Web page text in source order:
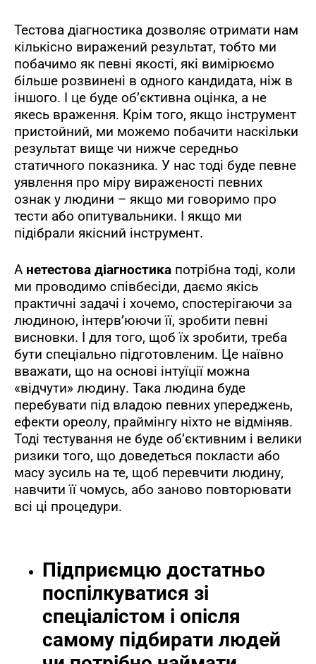
Тестова діагностика дозволяє отримати нам
кількісно виражений результат, тобто ми
побачимо як певні якості, які вимірюємо
більше розвинені в одного кандидата, ніж в
іншого. І це буде об’єктивна оцінка, а не
якесь враження. Крім того, якщо інструмент
пристойний, ми можемо побачити наскільки
результат вище чи нижче середньо
статичного показника. У нас тоді буде певне
уявлення про міру вираженості певних
ознак у людини – якщо ми говоримо про
тести або опитувальники. І якщо ми
підібрали якісний інструмент.
А нетестова діагностика потрібна тоді, коли
ми проводимо співбесіди, даємо якісь
практичні задачі і хочемо, спостерігаючи за
людиною, інтерв’юючи її, зробити певні
висновки. І для того, щоб їх зробити, треба
бути спеціально підготовленим. Це наївно
вважати, що на основі інтуїції можна
«відчути» людину. Така людина буде
перебувати під владою певних упереджень,
ефекти ореолу, праймінгу ніхто не відміняв.
Тоді тестування не буде об’єктивним і велики
ризики того, що доведеться покласти або
масу зусиль на те, щоб перевчити людину,
навчити її чомусь, або заново повторювати
всі ці процедури.
Підприємцю достатньо
поспілкуватися зі
спеціалістом і опісля
самому підбирати людей